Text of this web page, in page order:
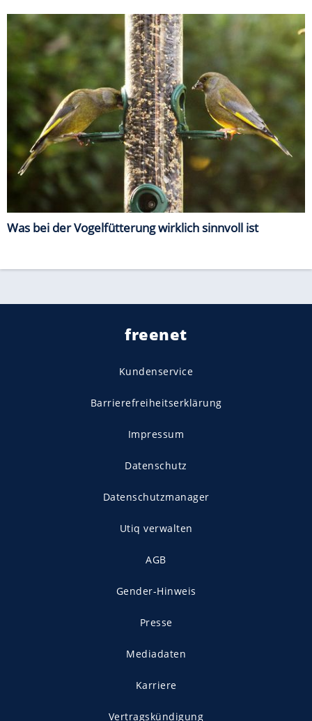
Was bei der Vogelfütterung wirklich sinnvoll ist
freenet
Kundenservice
Barrierefreiheitserklärung
Impressum
Datenschutz
Datenschutzmanager
Utiq verwalten
AGB
Gender-Hinweis
Presse
Mediadaten
Karriere
Vertragskündigung